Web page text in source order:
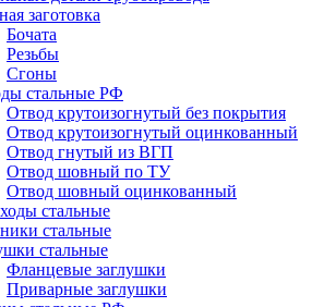
заготовка
Бочата
Резьбы
Сгоны
стальные РФ
Отвод крутоизогнутый без покрытия
Отвод крутоизогнутый оцинкованный
Отвод гнутый из ВГП
Отвод шовный по ТУ
Отвод шовный оцинкованный
стальные
стальные
стальные
Фланцевые заглушки
Приварные заглушки